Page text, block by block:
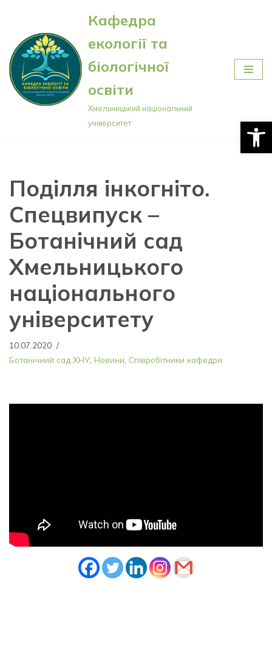
Перейти
до
вмісту
Кафедра
екології та
біологічної
освіти
Хмельницький національний
університет
Поділля інкогніто.
Спецвипуск –
Ботанічний сад
Хмельницького
національного
університету
10.07.2020
Ботанічний сад ХНУ Новини Співробітники кафедри